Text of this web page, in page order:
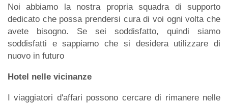
Noi abbiamo la nostra propria squadra di supporto
dedicato che possa prendersi cura di voi ogni volta che
avete bisogno. Se sei soddisfatto, quindi siamo
soddisfatti e sappiamo che si desidera utilizzare di
nuovo in futuro
Hotel nelle vicinanze
I viaggiatori d'affari possono cercare di rimanere nelle